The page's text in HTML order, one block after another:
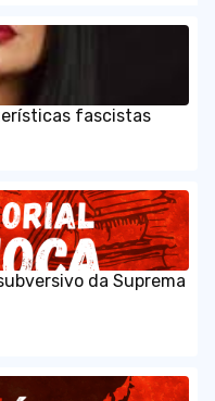
fascistas
da Suprema